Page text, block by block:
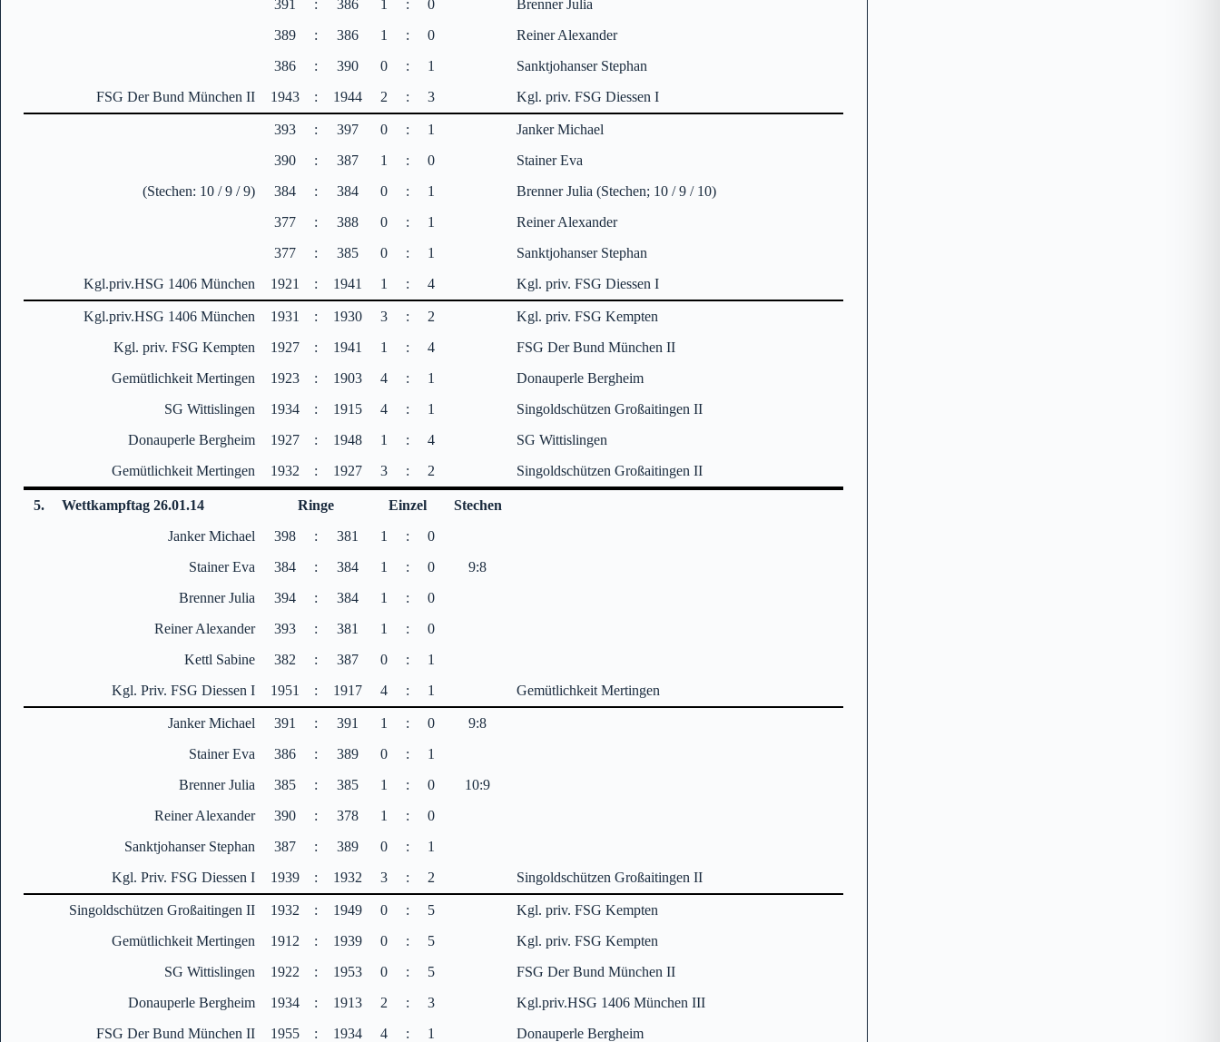
391
: 386 1 : 0
Brenner Julia
389
: 386 1 : 0
Reiner Alexander
386
: 390 0 : 1
Sanktjohanser Stephan
FSG Der Bund München II
1943 : 1944 2 : 3 Kgl. priv. FSG Diessen I
393 : 397 0 : 1
Janker Michael
390
: 387 1 : 0
Stainer Eva
(Stechen: 10 / 9 / 9)
384 : 384 0 : 1
Brenner Julia (Stechen; 10 / 9 / 10)
377
: 388 0 : 1
Reiner Alexander
377
: 385 0 : 1
Sanktjohanser Stephan
Kgl.priv.HSG 1406 München
1921 : 1941 1 : 4 Kgl. priv. FSG Diessen I
Kgl.priv.HSG 1406 München 1931 : 1930 3 : 2
Kgl. priv. FSG Kempten
Kgl. priv. FSG Kempten
1927 : 1941 1 : 4
FSG Der Bund München II
Gemütlichkeit Mertingen
1923 : 1903 4 : 1
Donauperle Bergheim
SG Wittislingen
1934 : 1915 4 : 1
Singoldschützen Großaitingen II
Donauperle Bergheim
1927 : 1948 1 : 4
SG Wittislingen
Gemütlichkeit Mertingen
1932 : 1927 3 : 2 Singoldschützen Großaitingen II
5. Wettkampftag 26.01.14 Ringe Einzel
Stechen
Janker Michael
398 : 381 1 :
0
Stainer Eva
384 : 384 1 : 0
9:8
Brenner Julia
394 : 384 1 :
0
Reiner Alexander
393 : 381 1 :
0
Kettl Sabine
382 : 387 0 :
1
Kgl. Priv. FSG Diessen I
1951 : 1917 4 : 1 Gemütlichkeit Mertingen
Janker Michael 391 : 391 1 : 0
9:8
Stainer Eva
386 : 389 0 :
1
Brenner Julia
385 : 385 1 : 0
10:9
Reiner Alexander
390 : 378 1 :
0
Sanktjohanser Stephan
387 : 389 0 :
1
Kgl. Priv. FSG Diessen I
1939 : 1932 3 : 2 Singoldschützen Großaitingen II
Singoldschützen Großaitingen II 1932 : 1949 0 : 5
Kgl. priv. FSG Kempten
Gemütlichkeit Mertingen
1912 : 1939 0 : 5
Kgl. priv. FSG Kempten
SG Wittislingen
1922 : 1953 0 : 5
FSG Der Bund München II
Donauperle Bergheim
1934 : 1913 2 : 3
Kgl.priv.HSG 1406 München III
FSG Der Bund München II
1955 : 1934 4 : 1
Donauperle Bergheim